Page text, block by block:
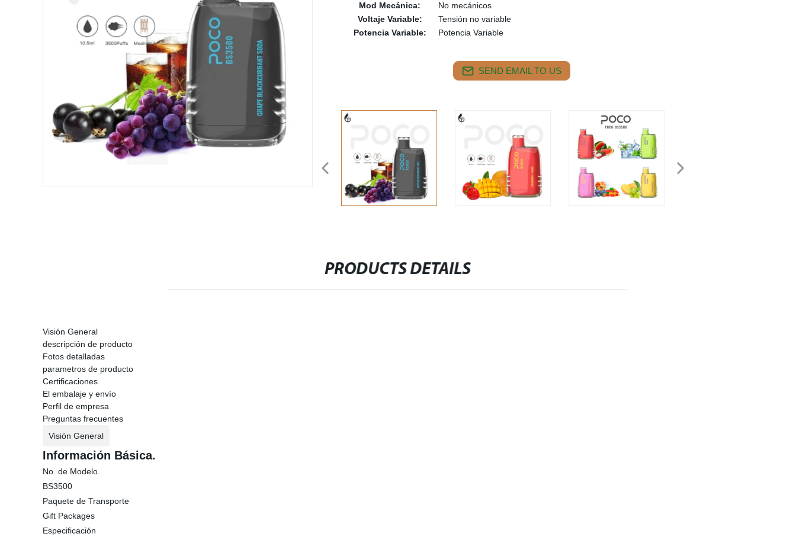
Mod Mecánica:
No mecánicos
Voltaje Variable:
Tensión no variable
Potencia Variable:
Potencia Variable
SEND EMAIL TO US
PRODUCTS DETAILS
Visión General
descripción de producto
Fotos detalladas
parametros de producto
Certificaciones
El embalaje y envío
Perfil de empresa
Preguntas frecuentes
Visión General
Información Básica.
No. de Modelo.
BS3500
Paquete de Transporte
Gift Packages
Especificación